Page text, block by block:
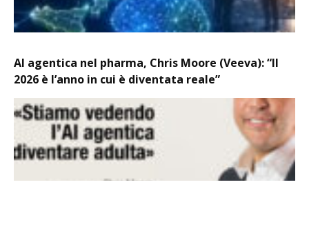
AI agentica nel pharma, Chris Moore (Veeva): “Il
2026 è l’anno in cui è diventata reale”